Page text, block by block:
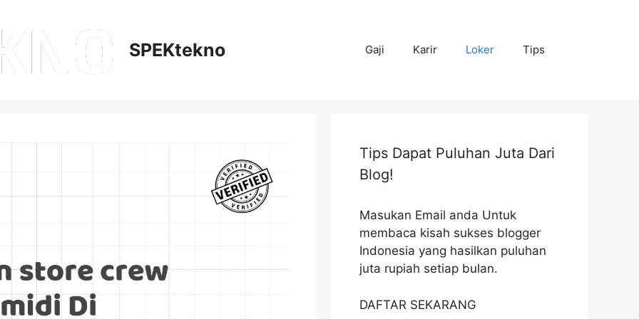
SPEKtekno Gaji Karir Loker Tips
Tips Dapat Puluhan Juta Dari
Blog!
Masukan Email anda Untuk
membaca kisah sukses blogger
Indonesia yang hasilkan puluhan
juta rupiah setiap bulan.
DAFTAR SEKARANG